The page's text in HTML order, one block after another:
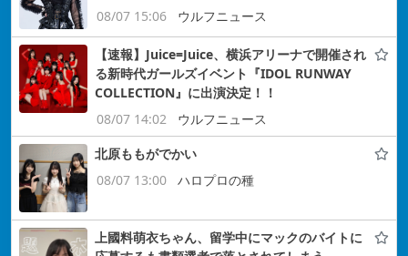
08/07 15:06
ウルフニュース
【速報】Juice=Juice、横浜アリーナで開催され
る新時代ガールズイベント『IDOL RUNWAY
COLLECTION』に出演決定！！
08/07 14:02
ウルフニュース
北原ももがでかい
08/07 13:00
ハロプロの種
上國料萌衣ちゃん、留学中にマックのバイトに